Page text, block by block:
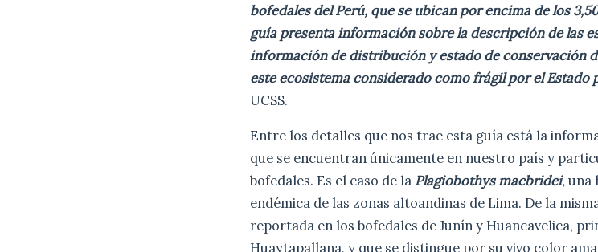
bofedales del Perú, que se ubican por encima de los
guía presenta información sobre la descripción de las
información de distribución y estado de conservación
este ecosistema considerado como frágil por el Estado
UCSS.
Entre los detalles que nos trae esta guía está la
que se encuentran únicamente en nuestro país y
bofedales. Es el caso de la Plagiobothys macbridei,una
endémica de las zonas altoandinas de Lima. De la
reportada en los bofedales de Junín y Huancavelica,
Huaytapallana, y que se distingue por su vivo color